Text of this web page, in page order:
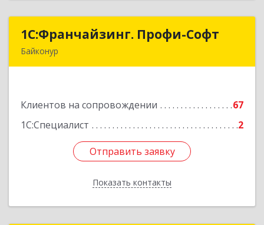
1С:Франчайзинг. Профи-Софт
Байконур
Клиентов на сопровождении
67
1С:Специалист
2
Отправить заявку
Показать контакты
1С:Франчайзинг. Профи-Софт
Подробнее
Отправить заявку
Назад